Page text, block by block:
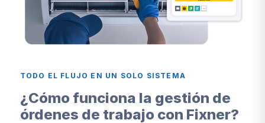
TODO EL FLUJO EN UN SOLO SISTEMA
¿Cómo funciona la gestión de
órdenes de trabajo con Fixner?